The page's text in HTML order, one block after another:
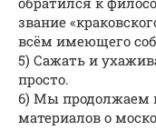
звание
всём имеющего
5) Сажать и
просто.
6) Мы продолжаем
материалов о